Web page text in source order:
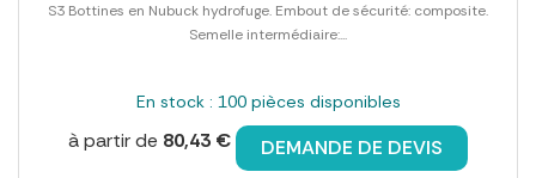
S3 Bottines en Nubuck hydrofuge. Embout de sécurité: composite.
Semelle intermédiaire:...
En stock : 100 pièces disponibles
à partir de 80,43 € DEMANDE DE DEVIS